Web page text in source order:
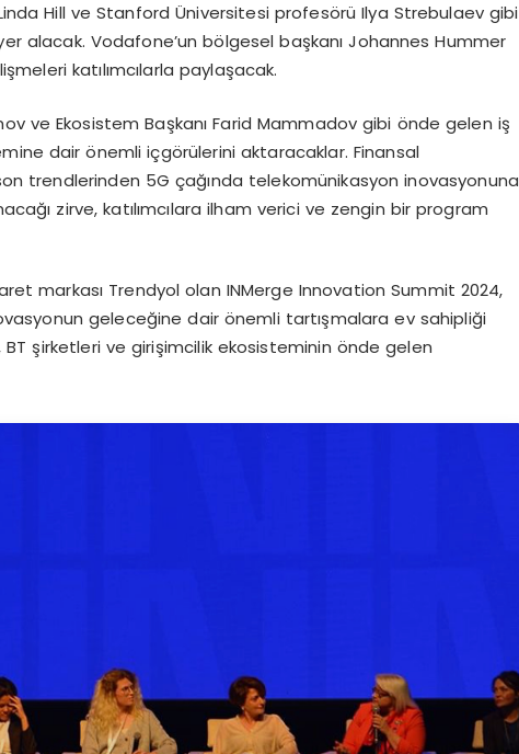
Hill ve Stanford Üniversitesi profesörü Ilya Strebulaev gibi
alacak. Vodafone’un bölgesel başkanı Johannes Hummer
katılımcılarla paylaşacak.
ve Ekosistem Başkanı Farid Mammadov gibi önde gelen iş
dair önemli içgörülerini aktaracaklar. Finansal
trendlerinden 5G çağında telekomünikasyon inovasyonuna
zirve, katılımcılara ilham verici ve zengin bir program
markası Trendyol olan INMerge Innovation Summit 2024,
geleceğine dair önemli tartışmalara ev sahipliği
BT şirketleri ve girişimcilik ekosisteminin önde gelen